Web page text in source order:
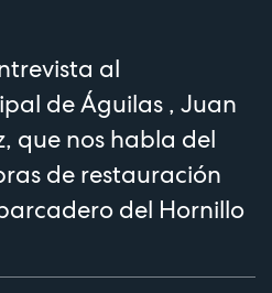
al
de Águilas , Juan
que nos habla del
de restauración
del Hornillo